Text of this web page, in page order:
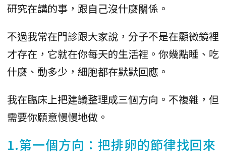
研究在講的事，跟自己沒什麼關係。
不過我常在門診跟大家說，分子不是在顯微鏡裡
才存在，它就在你每天的生活裡。你幾點睡、吃
什麼、動多少，細胞都在默默回應。
我在臨床上把建議整理成三個方向。不複雜，但
需要你願意慢慢地做。
1.第一個方向：把排卵的節律找回來